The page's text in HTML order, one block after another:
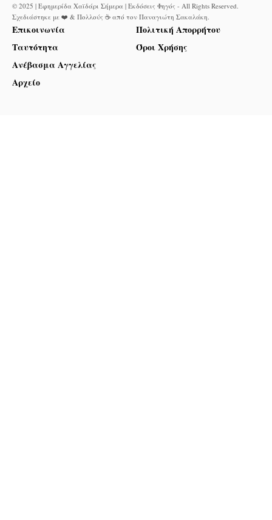
© 2025 | Εφημερίδα Χαϊδάρι Σήμερα | Εκδόσεις Φηγός - All Rights Reserved.
Σχεδιάστηκε με ❤️ & Πολλούς ☕ από τον Παναγιώτη Σακαλάκη
Επικοινωνία
Ταυτότητα
Ανέβασμα Αγγελίας
Αρχείο
Πολιτική Απορρήτου
Όροι Χρήσης